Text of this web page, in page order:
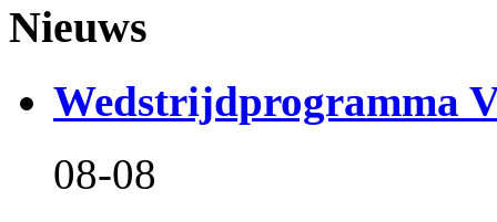
Nieuws
Wedstrijdprogramma
08-08